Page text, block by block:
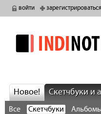
войти зарегистрироваться
Новое! Скетчбуки и
Все Скетчбуки